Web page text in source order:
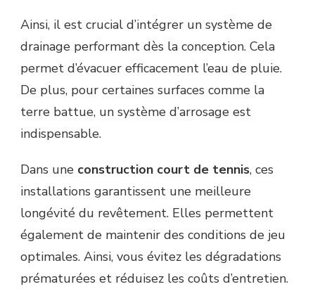
Ainsi, il est crucial d’intégrer un système de
drainage performant dès la conception. Cela
permet d’évacuer efficacement l’eau de pluie.
De plus, pour certaines surfaces comme la
terre battue, un système d’arrosage est
indispensable.
Dans une construction court de tennis, ces
installations garantissent une meilleure
longévité du revêtement. Elles permettent
également de maintenir des conditions de jeu
optimales. Ainsi, vous évitez les dégradations
prématurées et réduisez les coûts d’entretien.